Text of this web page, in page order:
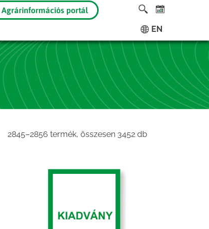
Agrárinformációs portál
EN
2845–2856 termék, összesen 3452 dbSorted